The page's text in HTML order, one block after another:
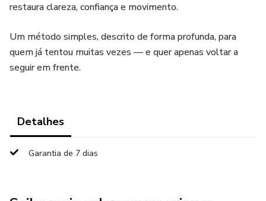
restaura clareza, confiança e movimento.
Um método simples, descrito de forma profunda, para
quem já tentou muitas vezes — e quer apenas voltar a
seguir em frente.
Detalhes
Garantia de 7 dias